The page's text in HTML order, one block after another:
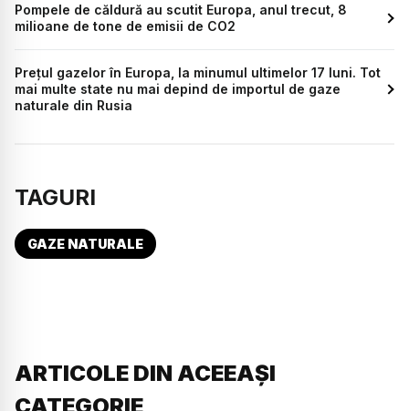
Pompele de căldură au scutit Europa, anul trecut, 8
milioane de tone de emisii de CO2
Prețul gazelor în Europa, la minumul ultimelor 17 luni. Tot
mai multe state nu mai depind de importul de gaze
naturale din Rusia
TAGURI
GAZE NATURALE
ARTICOLE DIN ACEEAȘI